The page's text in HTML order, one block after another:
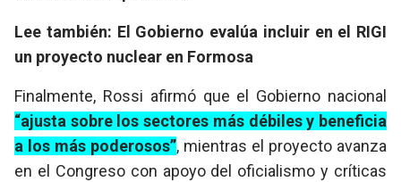
Lee también: El Gobierno evalúa incluir en el RIGI
un proyecto nuclear en Formosa
Finalmente, Rossi afirmó que el Gobierno nacional
“ajusta sobre los sectores más débiles y beneficia
a los más poderosos”, mientras el proyecto avanza
en el Congreso con apoyo del oficialismo y críticas